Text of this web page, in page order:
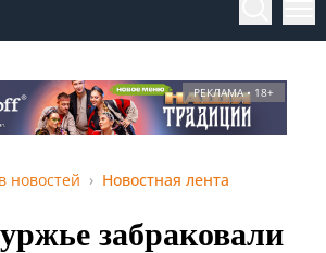
РЕКЛАМА • 18+
новостей Новостная лента
забраковали